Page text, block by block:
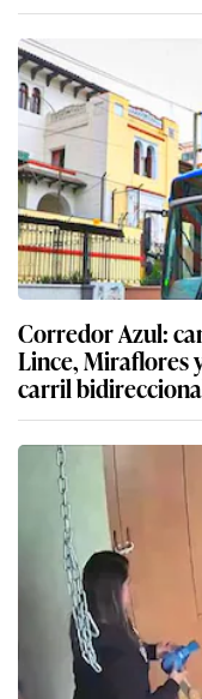
Corredor Azul:
Lince, Miraflores
carril